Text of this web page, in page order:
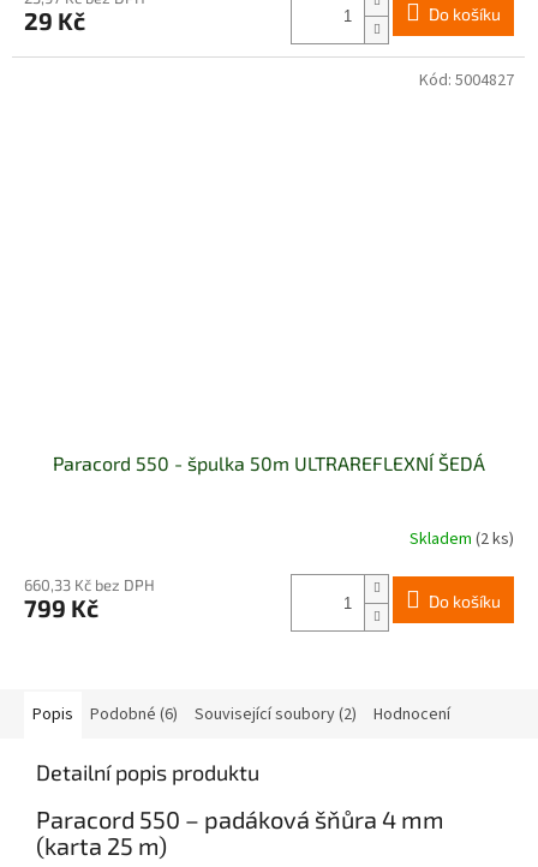
je
29 Kč Do košíku
Paracord 550 - špulka 50m ULTRAREFLEXNÍ ŠEDÁ
Skladem (2 ks)
660,33 Kč bez DPH
799 Kč Do košíku
Kód: 5004827
Popis Podobné (6) Související soubory (2) Hodnocení
Detailní popis produktu
Paracord 550 – padáková šňůra 4 mm
(karta 25 m)